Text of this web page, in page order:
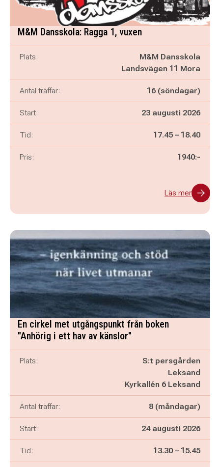
M&M Dansskola: Ragga 1, vuxen
Plats:
M&M Dansskola
Landsvägen 11 Mora
Antal träffar: 16 (söndagar)
Start: 23 augusti 2026
Tid: Pågår mellan
17.45 – och
18.40
Pris: 1940:-
Läs mer
En cirkel met utgångspunkt från boken
"Anhörig i ett hav av känslor"
Plats:
S:t persgården
Leksand
Kyrkallén 6 Leksand
Antal träffar: 8 (måndagar)
Start: 24 augusti 2026
Tid: Pågår mellan
13.30 – och
15.45